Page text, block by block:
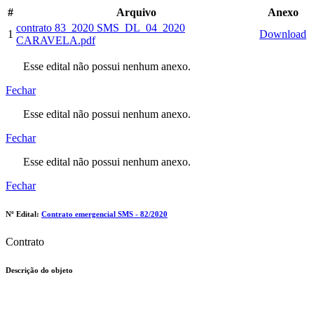
# Arquivo
Anexo
1
contrato 83_2020 SMS_DL_04_2020
CARAVELA.pdf
Download
Esse edital não possui nenhum anexo.
Fechar
Esse edital não possui nenhum anexo.
Fechar
Esse edital não possui nenhum anexo.
Fechar
Nº Edital: Contrato emergencial SMS - 82/2020
Contrato
Descrição do objeto